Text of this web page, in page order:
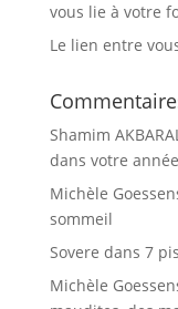
vous lie à votre
Le lien entre
Shamim
dans votre
Michèle
sommeil
Sovere dans 7
Michèle